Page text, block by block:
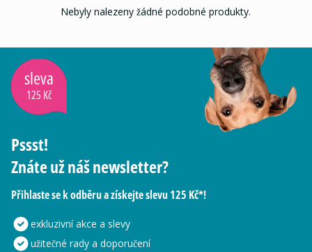
Nebyly nalezeny žádné podobné produkty.
sleva
125 Kč
Pssst!
Znáte už náš newsletter?
Přihlaste se k odběru a získejte slevu 125 Kč*!
exkluzivní akce a slevy
užitečné rady a doporučení